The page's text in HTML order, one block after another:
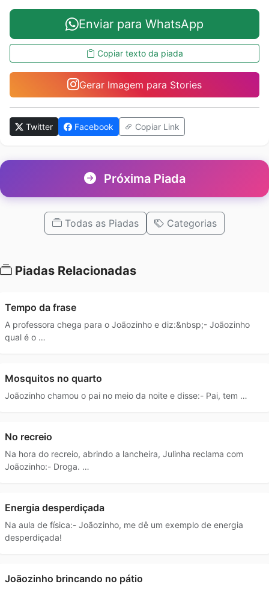
Enviar para WhatsApp
Copiar texto da piada
Gerar Imagem para Stories
Twitter Facebook Copiar Link
Próxima Piada
Todas as Piadas Categorias
Piadas Relacionadas
Tempo da frase
A professora chega para o Joãozinho e diz:&nbsp;- Joãozinho
qual é o …
Mosquitos no quarto
Joãozinho chamou o pai no meio da noite e disse:- Pai, tem …
No recreio
Na hora do recreio, abrindo a lancheira, Julinha reclama com
Joãozinho:- Droga. …
Energia desperdiçada
Na aula de física:- Joãozinho, me dê um exemplo de energia
desperdiçada!
Joãozinho brincando no pátio